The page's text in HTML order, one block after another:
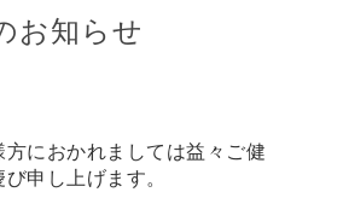
お知らせ
方におかれましては益々ご健
申し上げます。